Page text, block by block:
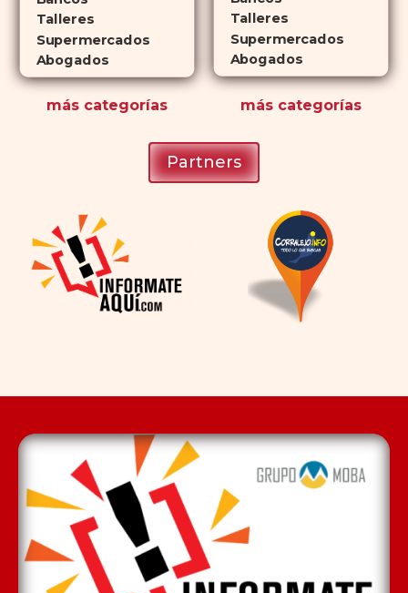
Talleres
Supermercados
Abogados
más categorías
Talleres
Supermercados
Abogados
máscategorías
Partners